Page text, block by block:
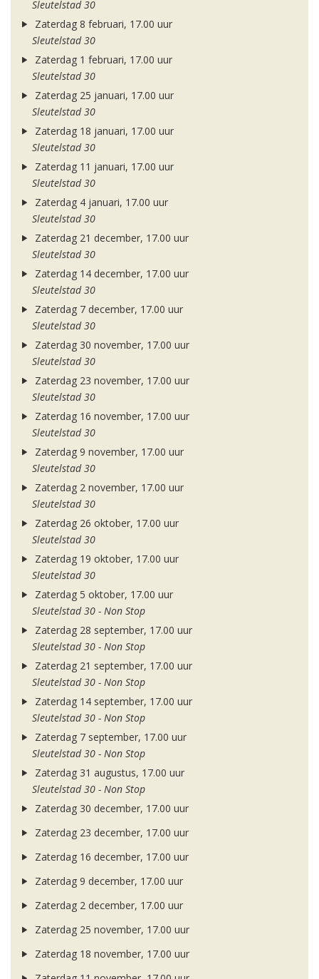
Sleutelstad 30
Zaterdag 8 februari, 17.00 uur
Sleutelstad 30
Zaterdag 1 februari, 17.00 uur
Sleutelstad 30
Zaterdag 25 januari, 17.00 uur
Sleutelstad 30
Zaterdag 18 januari, 17.00 uur
Sleutelstad 30
Zaterdag 11 januari, 17.00 uur
Sleutelstad 30
Zaterdag 4 januari, 17.00 uur
Sleutelstad 30
Zaterdag 21 december, 17.00 uur
Sleutelstad 30
Zaterdag 14 december, 17.00 uur
Sleutelstad 30
Zaterdag 7 december, 17.00 uur
Sleutelstad 30
Zaterdag 30 november, 17.00 uur
Sleutelstad 30
Zaterdag 23 november, 17.00 uur
Sleutelstad 30
Zaterdag 16 november, 17.00 uur
Sleutelstad 30
Zaterdag 9 november, 17.00 uur
Sleutelstad 30
Zaterdag 2 november, 17.00 uur
Sleutelstad 30
Zaterdag 26 oktober, 17.00 uur
Sleutelstad 30
Zaterdag 19 oktober, 17.00 uur
Sleutelstad 30
Zaterdag 5 oktober, 17.00 uur
Sleutelstad 30 - Non Stop
Zaterdag 28 september, 17.00 uur
Sleutelstad 30 - Non Stop
Zaterdag 21 september, 17.00 uur
Sleutelstad 30 - Non Stop
Zaterdag 14 september, 17.00 uur
Sleutelstad 30 - Non Stop
Zaterdag 7 september, 17.00 uur
Sleutelstad 30 - Non Stop
Zaterdag 31 augustus, 17.00 uur
Sleutelstad 30 - Non Stop
Zaterdag 30 december, 17.00 uur
Zaterdag 23 december, 17.00 uur
Zaterdag 16 december, 17.00 uur
Zaterdag 9 december, 17.00 uur
Zaterdag 2 december, 17.00 uur
Zaterdag 25 november, 17.00 uur
Zaterdag 18 november, 17.00 uur